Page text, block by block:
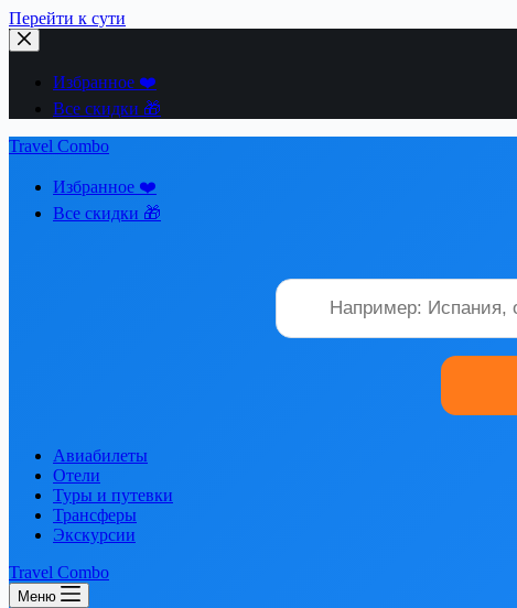
Перейти к сути
Избранное ❤️
Все скидки 🎁
Travel Combo
Избранное ❤️
Все скидки 🎁
Авиабилеты
Отели
Туры и путевки
Трансферы
Экскурсии
Travel Combo
Меню